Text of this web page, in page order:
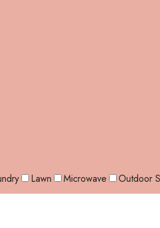
Lawn Microwave Outdoor